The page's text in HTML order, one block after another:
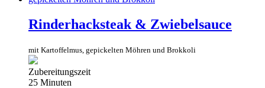
Rinderhacksteak & Zwiebelsauce
mit Kartoffelmus, gepickelten Möhren und Brokkoli
Zubereitungszeit
25 Minuten